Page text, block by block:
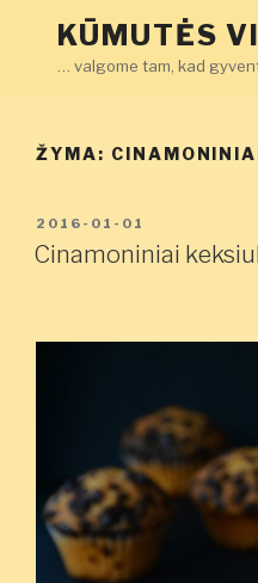
KŪMUTĖS
… valgome tam, kad
ŽYMA:
PASKELBTA
2016-01-01
Cinamoniniai